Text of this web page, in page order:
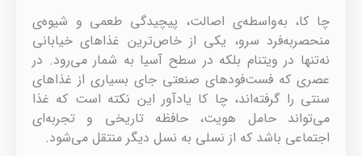
چا کا، به‌واسطه‌ی اصالت، پیچیدگی طعمی و شیوه‌ی
منحصربه‌فرد سرو، یکی از خاص‌ترین غذاهای خیابانی
نه‌تنها در ویتنام بلکه در سطح آسیا به شمار می‌رود. در
عصری که فست‌فودهای صنعتی جای بسیاری از غذاهای
سنتی را گرفته‌اند، چا کا یادآور این نکته است که غذا
می‌تواند حامل هویت، حافظه تاریخی و تجربه‌ای
اجتماعی باشد که از نسلی به نسل دیگر منتقل می‌شود.